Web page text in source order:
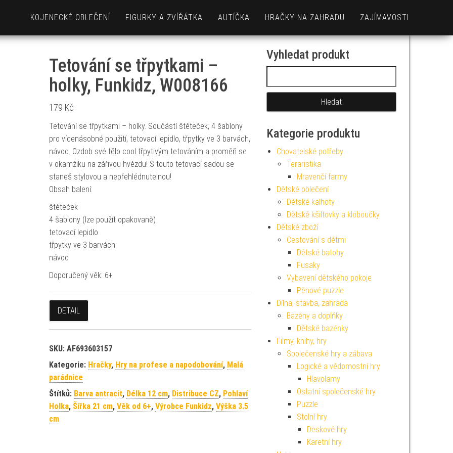
KOJENECKÉ OBLEČENÍ FIGURKY A ZVÍŘÁTKA AUTÍČKA HRAČKY NA ZAHRADU ZAJÍMAVOSTI
Tetování se třpytkami –
holky, Funkidz, W008166
179 Kč
Tetování se třpytkami – holky. Součástí štěteček, 4 šablony
pro vícenásobné použití, tetovací lepidlo, třpytky ve 3 barvách,
návod. Ozdob své tělo cool třpytivým tetováním a proměň se
v okamžiku na zářivou hvězdu! S touto tetovací sadou se
staneš stylovou a nepřehlédnutelnou!
Obsah balení:
štěteček
4 šablony (lze použít opakovaně)
tetovací lepidlo
třpytky ve 3 barvách
návod
Doporučený věk: 6+
DETAIL
SKU: AF693603157
Kategorie: Hračky, Hry na profese a napodobování, Malá
parádnice
Štítků: Barva antracit, Délka 12 cm, Distribuce CZ, Pohlaví
Holka, Šířka 21 cm, Věk od 6+, Výrobce Funkidz, Výška 3.5
cm
Vyhledat produkt
Kategorie produktu
Chovatelské potřeby
Teraristika
Mravenčí farmy
Dětské oblečení
Dětské kalhoty
Dětské kšiltovky a kloboučky
Dětské zboží
Cestování s dětmi
Dětské batohy
Fusaky
Vybavení dětského pokoje
Pěnové puzzle
Dílna, stavba, zahrada
Bazény a doplňky
Dětské bazénky
Filmy, knihy, hry
Společenské hry a zábava
Logické a vědomostní hry
Hlavolamy
Ostatní společenské hry
Puzzle
Stolní hry
Deskové hry
Karetní hry